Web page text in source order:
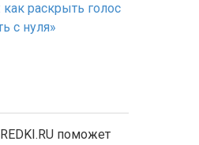
как раскрыть голос
с нуля»
поможет